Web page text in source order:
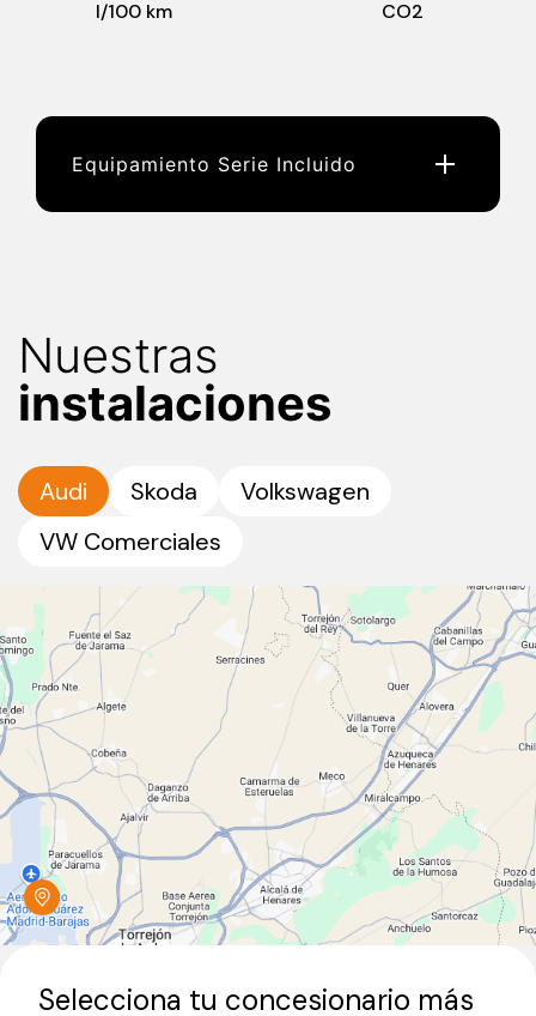
l/100 km
CO2
Equipamiento Serie Incluido
Nuestras
instalaciones
Audi Skoda
Volkswagen
VW Comerciales
Selecciona tu concesionario más